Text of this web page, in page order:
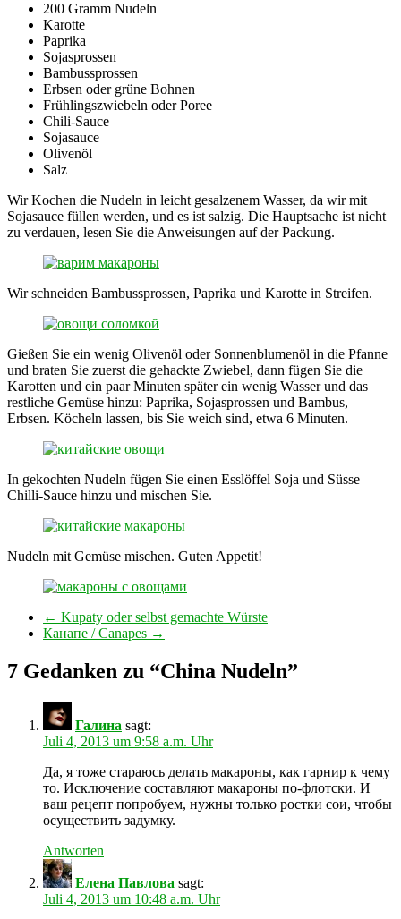
200 Gramm Nudeln
Karotte
Paprika
Sojasprossen
Bambussprossen
Erbsen oder grüne Bohnen
Frühlingszwiebeln oder Poree
Chili-Sauce
Sojasauce
Olivenöl
Salz
Wir Kochen die Nudeln in leicht gesalzenem Wasser, da wir mit
Sojasauce füllen werden, und es ist salzig. Die Hauptsache ist nicht
zu verdauen, lesen Sie die Anweisungen auf der Packung.
Wir schneiden Bambussprossen, Paprika und Karotte in Streifen.
Gießen Sie ein wenig Olivenöl oder Sonnenblumenöl in die Pfanne
und braten Sie zuerst die gehackte Zwiebel, dann fügen Sie die
Karotten und ein paar Minuten später ein wenig Wasser und das
restliche Gemüse hinzu: Paprika, Sojasprossen und Bambus,
Erbsen. Köcheln lassen, bis Sie weich sind, etwa 6 Minuten.
In gekochten Nudeln fügen Sie einen Esslöffel Soja und Süsse
Chilli-Sauce hinzu und mischen Sie.
Nudeln mit Gemüse mischen. Guten Appetit!
← Kupaty oder selbst gemachte Würste
Канапе / Canapes →
7 Gedanken zu “China Nudeln”
Галина sagt:
Juli 4, 2013 um 9:58 a.m. Uhr
Да, я тоже стараюсь делать макароны, как гарнир к чему
то. Исключение составляют макароны по-флотски. И
ваш рецепт попробуем, нужны только ростки сои, чтобы
осуществить задумку.
Antworten
Елена Павлова sagt:
Juli 4, 2013 um 10:48 a.m. Uhr